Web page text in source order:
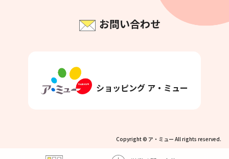
お問い合わせ
ショッピング ア・ミュー
Copyright © ア・ミュー All rights reserved.